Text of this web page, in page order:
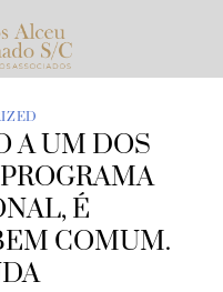
A UM DOS
É
COMUM.